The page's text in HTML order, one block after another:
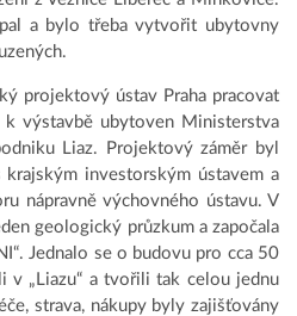
a bylo třeba vytvořit ubytovny
projektový ústav Praha pracovat
výstavbě ubytoven Ministerstva
Liaz. Projektový záměr byl
investorským ústavem a
nápravně výchovného ústavu. V
geologický průzkum a započala
Jednalo se o budovu pro cca 50
v „Liazu“ a tvořili tak celou jednu
strava, nákupy byly zajišťovány